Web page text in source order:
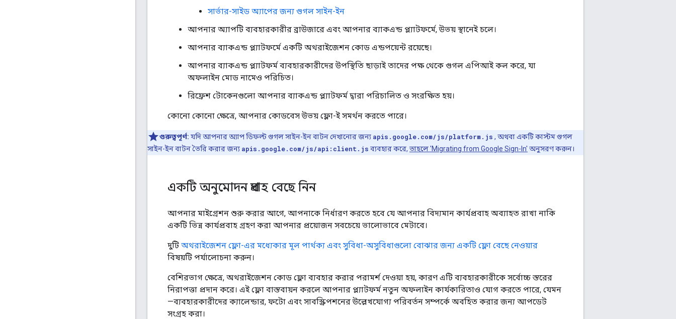
সার্ভার-সাইড অ্যাপের জন্য গুগল সাইন-ইন
আপনার অ্যাপটি ব্যবহারকারীর ব্রাউজারে এবং আপনার ব্যাকএন্ড প্ল্যাটফর্মে, উভয় স্থানেই চলে।
আপনার ব্যাকএন্ড প্ল্যাটফর্মে একটি অথরাইজেশন কোড এন্ডপয়েন্ট রয়েছে।
আপনার ব্যাকএন্ড প্ল্যাটফর্ম ব্যবহারকারীদের উপস্থিতি ছাড়াই তাদের পক্ষ থেকে গুগল এপিআই কল করে, যা
অফলাইন মোড নামেও পরিচিত।
রিফ্রেশ টোকেনগুলো আপনার ব্যাকএন্ড প্ল্যাটফর্ম দ্বারা পরিচালিত ও সংরক্ষিত হয়।
কোনো কোনো ক্ষেত্রে, আপনার কোডবেস উভয় ফ্লো-ই সমর্থন করতে পারে।
গুরুত্বপূর্ণ: যদি আপনার অ্যাপ ডিফল্ট গুগল সাইন-ইন বাটন দেখানোর জন্য apis.google.com/js/platform.js , অথবা একটি কাস্টম গুগল
সাইন-ইন বাটন তৈরি করার জন্য apis.google.com/js/api:client.js ব্যবহার করে, তাহলে 'Migrating from Google Sign-In' অনুসরণ করুন।
একটি অনুমোদন প্রবাহ বেছে নিন
আপনার মাইগ্রেশন শুরু করার আগে, আপনাকে নির্ধারণ করতে হবে যে আপনার বিদ্যমান কার্যপ্রবাহ অব্যাহত রাখা নাকি
একটি ভিন্ন কার্যপ্রবাহ গ্রহণ করা আপনার প্রয়োজন সবচেয়ে ভালোভাবে মেটাবে।
দুটি অথরাইজেশন ফ্লো-এর মধ্যেকার মূল পার্থক্য এবং সুবিধা-অসুবিধাগুলো বোঝার জন্য একটি ফ্লো বেছে নেওয়ার
বিষয়টি পর্যালোচনা করুন।
বেশিরভাগ ক্ষেত্রে, অথরাইজেশন কোড ফ্লো ব্যবহার করার পরামর্শ দেওয়া হয়, কারণ এটি ব্যবহারকারীকে সর্বোচ্চ স্তরের
নিরাপত্তা প্রদান করে। এই ফ্লো বাস্তবায়ন করলে আপনার প্ল্যাটফর্ম নতুন অফলাইন কার্যকারিতাও যোগ করতে পারে, যেমন
—ব্যবহারকারীদের ক্যালেন্ডার, ফটো এবং সাবস্ক্রিপশনের উল্লেখযোগ্য পরিবর্তন সম্পর্কে অবহিত করার জন্য আপডেট
সংগ্রহ করা।